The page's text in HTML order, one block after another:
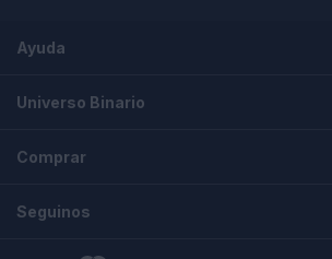
Ayuda
Universo Binario
Comprar
Seguinos